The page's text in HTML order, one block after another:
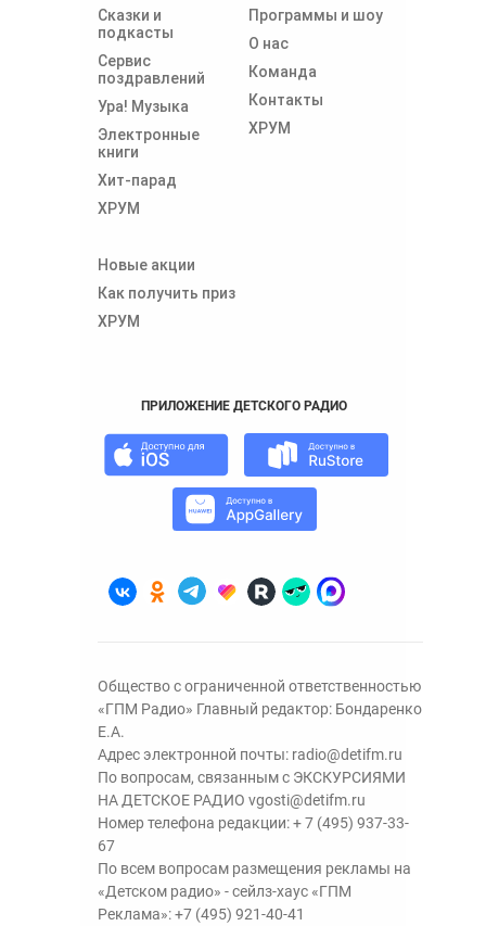
Сказки и
подкасты
Сервис
поздравлений
Ура! Музыка
Электронные
книги
Хит-парад
ХРУМ
Программы и шоу
О нас
Команда
Контакты
ХРУМ
Новые акции
Как получить приз
ХРУМ
ПРИЛОЖЕНИЕ ДЕТСКОГО РАДИО
Общество с ограниченной ответственностью
«ГПМ Радио» Главный редактор: Бондаренко
Е.А.
Адрес электронной почты: radio@detifm.ru
По вопросам, связанным с ЭКСКУРСИЯМИ
НА ДЕТСКОЕ РАДИО vgosti@detifm.ru
Номер телефона редакции:+ 7 (495) 937-33-
67
По всем вопросам размещения рекламы на
«Детском радио» - сейлз-хаус «ГПМ
Реклама»:+7 (495) 921-40-41